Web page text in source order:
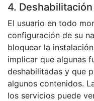
4.
El usuario en todo
configuración de su
bloquear la
implicar que algunas
deshabilitadas y que
algunos contenidos.
los servicios puede